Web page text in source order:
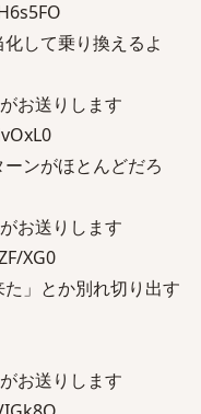
して乗り換えるよ
お送りします
ンがほとんどだろ
お送りします
XG0
」とか別れ切り出す
お送りします